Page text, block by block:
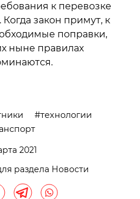
к перевозке
закон примут, к
поправки,
ныне правилах
технологии
2021
раздела Новости